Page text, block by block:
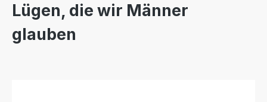
Lügen, die wir Männer
glauben